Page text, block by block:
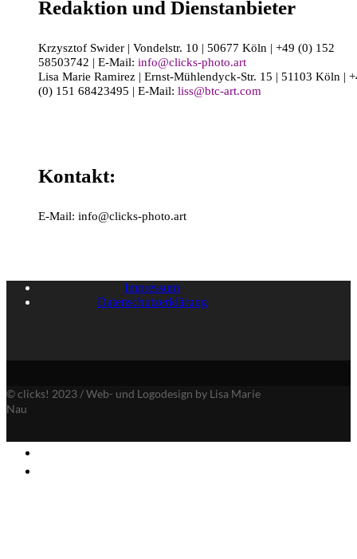
Redaktion und Dienstanbieter
Krzysztof Swider | Vondelstr. 10 | 50677 Köln | +49 (0) 152
58503742 | E-Mail: info@clicks-photo.art
Lisa Marie Ramirez | Ernst-Mühlendyck-Str. 15 | 51103 Köln |
(0) 151 68423495 | E-Mail: liss@btc-art.com
Kontakt:
E-Mail: info@clicks-photo.art
Impressum
Datenschutzerklärung
© clicks! 2023 / Web- und Logodesign by Lisa Marie
Nau